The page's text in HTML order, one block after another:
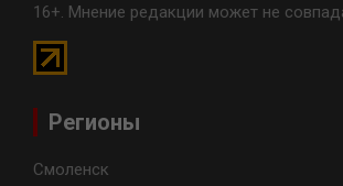
16+. Мнение редакции может не
Регионы
Смоленск